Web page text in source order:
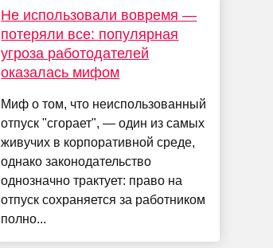
Не использовали вовремя —
потеряли все: популярная
угроза работодателей
оказалась мифом
Миф о том, что неиспользованный
отпуск "сгорает", — один из самых
живучих в корпоративной среде,
однако законодательство
однозначно трактует: право на
отпуск сохраняется за работником
полно...